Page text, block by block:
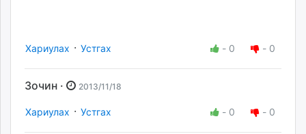
Хариулах · Устгах - 0 - 0
Зочин · 2013/11/18
Хариулах · Устгах - 0 - 0